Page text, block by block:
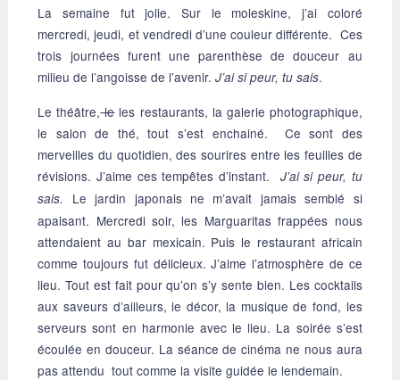
La semaine fut jolie. Sur le moleskine, j’ai coloré
mercredi, jeudi, et vendredi d’une couleur différente. Ces
trois journées furent une parenthèse de douceur au
milieu de l’angoisse de l’avenir.J’ai si peur, tu sais.
Le théâtre,leles restaurants, la galerie photographique,
le salon de thé, tout s’est enchainé. Ce sont des
merveilles du quotidien, des sourires entre les feuilles de
révisions. J’aime ces tempêtes d’instant. J’ai si peur, tu
sais. Le jardin japonais ne m’avait jamais semblé si
apaisant. Mercredi soir, les Marguaritas frappées nous
attendaient au bar mexicain. Puis le restaurant africain
comme toujours fut délicieux. J’aime l’atmosphère de ce
lieu. Tout est fait pour qu’on s’y sente bien. Les cocktails
aux saveurs d’ailleurs, le décor, la musique de fond, les
serveurs sont en harmonie avec le lieu. La soirée s’est
écoulée en douceur. La séance de cinéma ne nous aura
pas attendu tout comme la visite guidée le lendemain.